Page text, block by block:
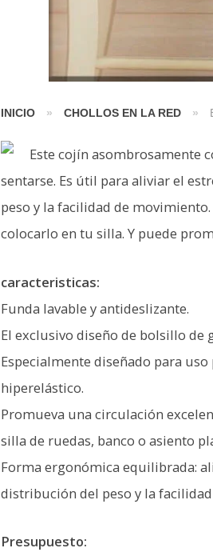
INICIO » CHOLLOS EN LA RED »
Este cojín asombrosamente
sentarse. Es útil para aliviar el
peso y la facilidad de
colocarlo en tu silla. Y puede
caracteristicas:
Funda lavable y antideslizante.
El exclusivo diseño de bolsillo de
Especialmente diseñado para
hiperelástico.
Promueva una circulación
silla de ruedas, banco o asiento
Forma ergonómica equilibrada:
distribución del peso y la
Presupuesto: